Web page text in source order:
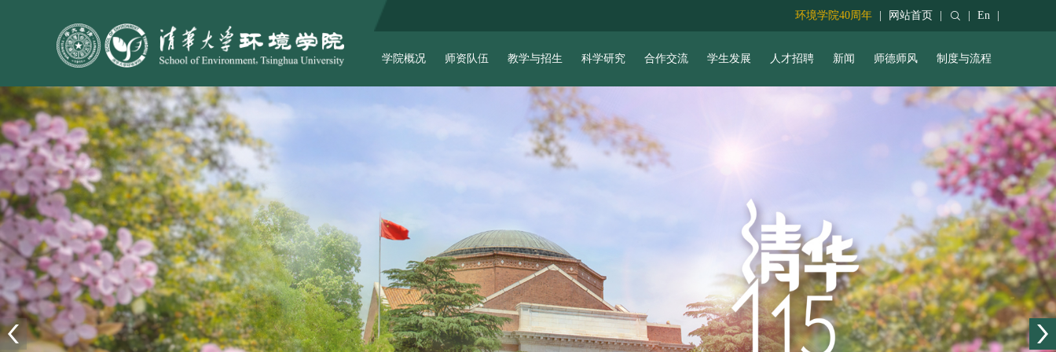
En
网站首页
环境学院40周年
学院概况 师资队伍 教学与招生 科学研究 合作交流 学生发展 人才招聘 新闻 师德师风 制度与流程